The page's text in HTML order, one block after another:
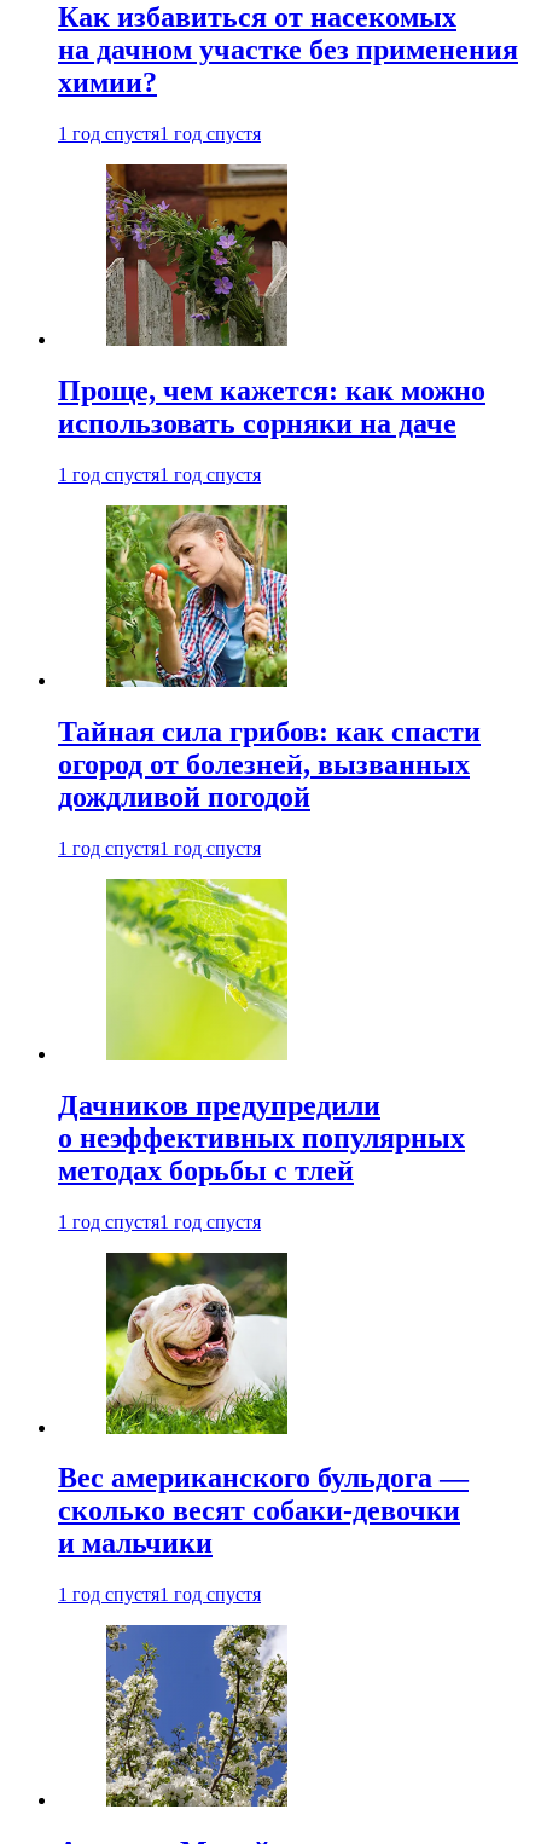
Как избавиться от насекомых
на дачном участке без применения
химии?
1 год спустя1 год спустя
Проще, чем кажется: как можно
использовать сорняки на даче
1 год спустя1 год спустя
Тайная сила грибов: как спасти
огород от болезней, вызванных
дождливой погодой
1 год спустя1 год спустя
Дачников предупредили
о неэффективных популярных
методах борьбы с тлей
1 год спустя1 год спустя
Вес американского бульдога —
сколько весят собаки-девочки
и мальчики
1 год спустя1 год спустя